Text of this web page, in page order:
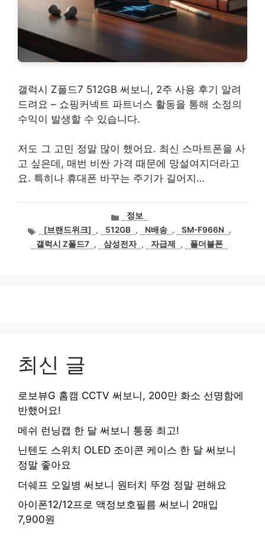
갤럭시 Z폴드7 512GB 써보니, 2주 사용 후기 알려
드려요 – 쇼핑커넥트 파트너스 활동을 통해 소정의
수익이 발생할 수 있습니다.
저도 그 고민 정말 많이 했어요. 최신 스마트폰을 사
고 싶은데, 매번 비싼 가격 때문에 망설여지더라고
요. 특히나 휴대폰 바꾸는 주기가 길어지…
카
테
고
리
정보
태
그
[브랜드위크] , 512GB , N배송 , SM-F966N
,
갤럭시 Z폴드7 , 삼성전자 , 자급제 , 폴더블폰
최신 글
로보뷰G 홈캠 CCTV 써보니, 200만 화소 선명함에
반했어요!
메쉬 런닝캡 한 달 써보니 통풍 최고!
닌텐도 스위치 OLED 조이콘 케이스 한 달 써보니
정말 좋아요
더쉐프 오일병 써보니 원터치 뚜껑 정말 편해요
아이폰12/12프로 액정보호필름 써보니 2매입
7,900원